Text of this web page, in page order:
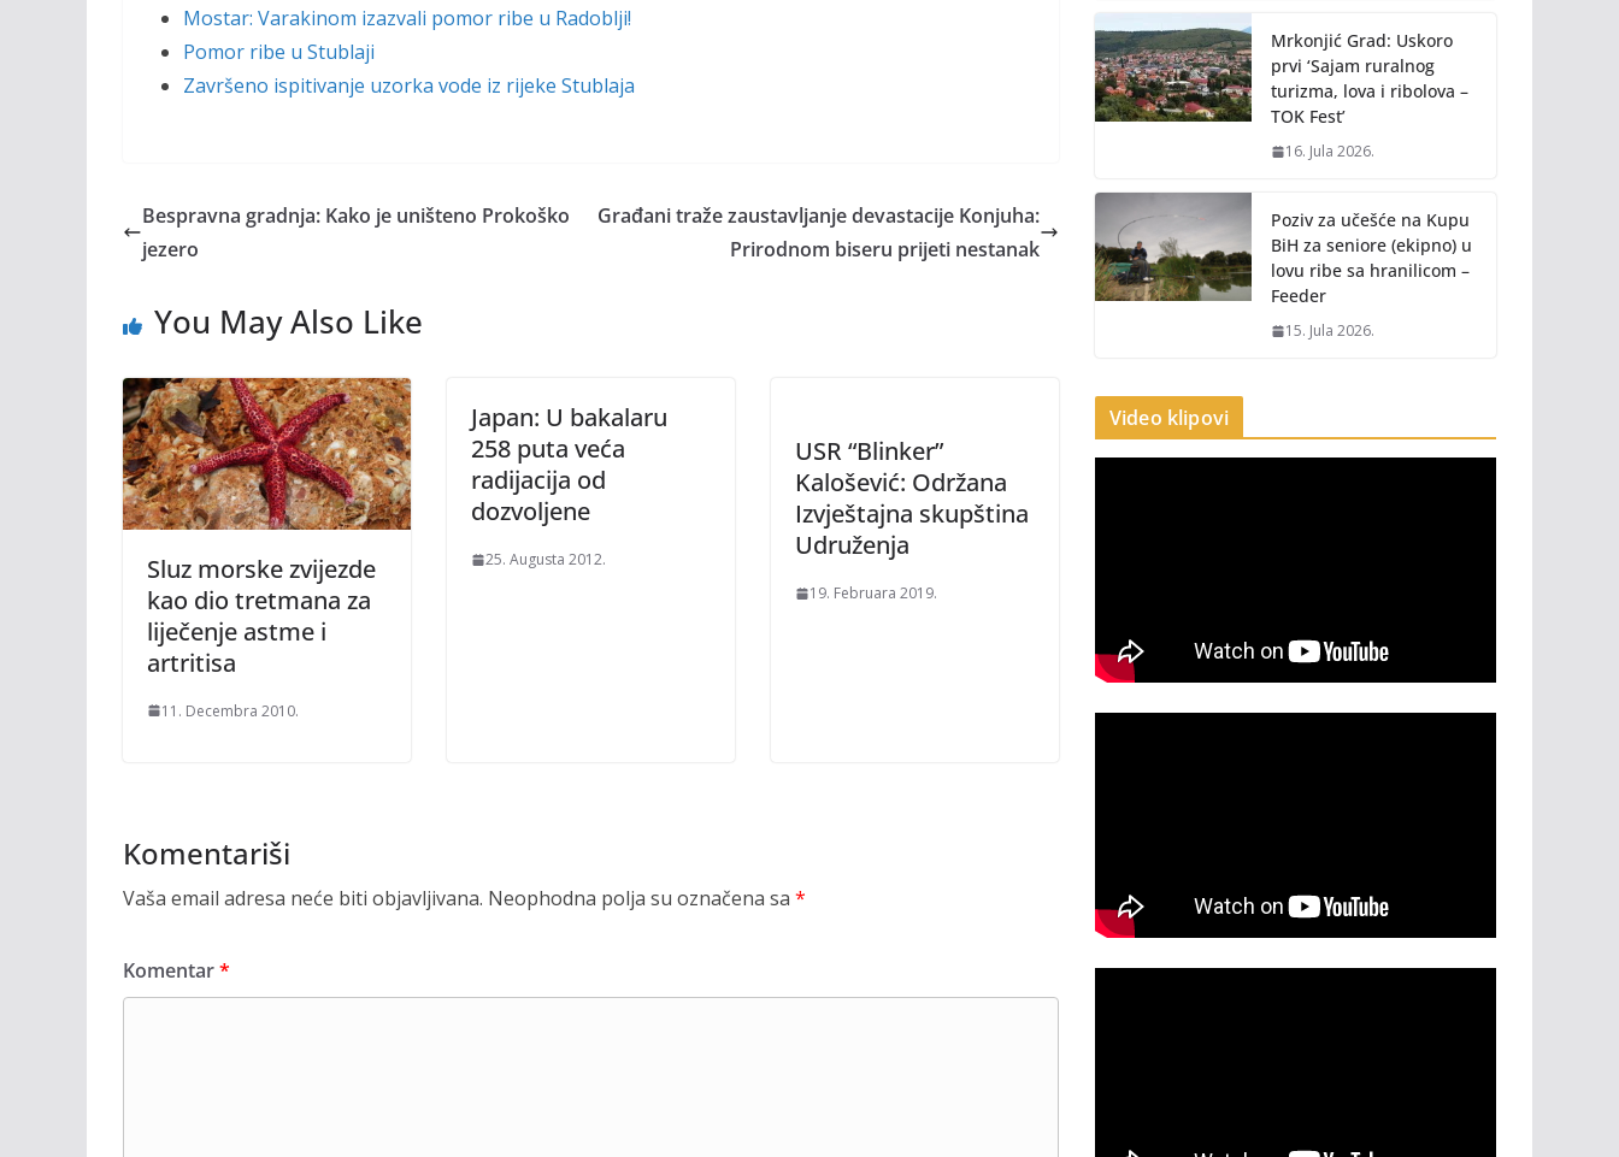
Mostar: Varakinom izazvali pomor ribe u Radoblji!
Pomor ribe u Stublaji
Završeno ispitivanje uzorka vode iz rijeke Stublaja
Bespravna gradnja: Kako je uništeno Prokoško
jezero
Građani traže zaustavljanje devastacije Konjuha:
Prirodnom biseru prijeti nestanak
You May Also Like
Sluz morske zvijezde
kao dio tretmana za
liječenje astme i
artritisa
11. Decembra 2010.
Japan: U bakalaru
258 puta veća
radijacija od
dozvoljene
25. Augusta 2012.
USR “Blinker”
Kalošević: Održana
Izvještajna skupština
Udruženja
19. Februara 2019.
Komentariši
Vaša email adresa neće biti objavljivana. Neophodna polja su označena sa *
Komentar*
Mrkonjić Grad: Uskoro
prvi ‘Sajam ruralnog
turizma, lova i ribolova –
TOK Fest’
16. Jula 2026.
Poziv za učešće na Kupu
BiH za seniore (ekipno) u
lovu ribe sa hranilicom –
Feeder
15. Jula 2026.
Video klipovi